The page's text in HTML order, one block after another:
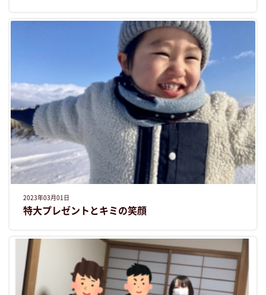
2023年03月01日
特大プレゼントとキミの笑顔